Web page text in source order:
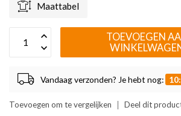
Maattabel
TOEVOEGEN
Vandaag verzonden? Je hebt nog:
Toevoegen om te vergelijken Deel dit